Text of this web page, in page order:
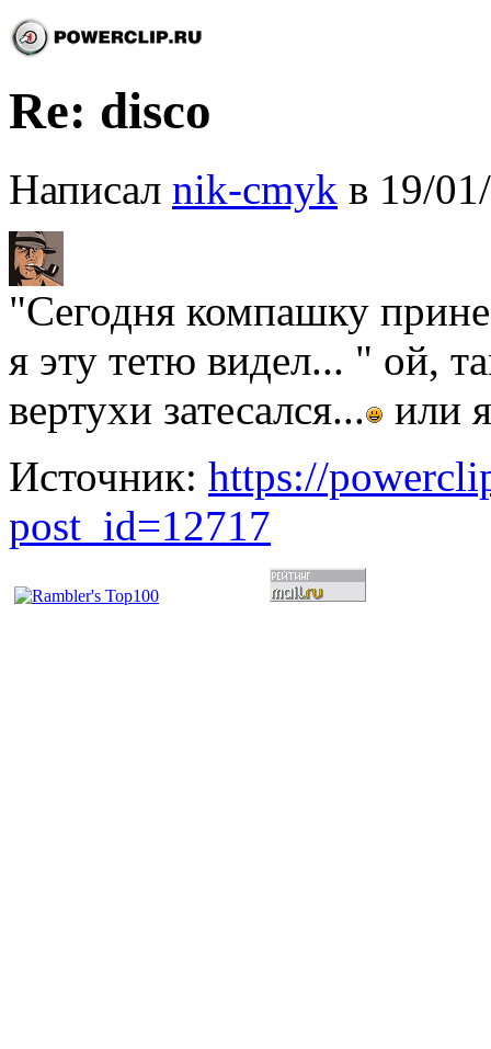
Re: disco
Написал nik-cmyk в 19/
"Сегодня компашку
я эту тетю видел... " ой,
вертухи затесался...
или
Источник: https://
post_id=12717